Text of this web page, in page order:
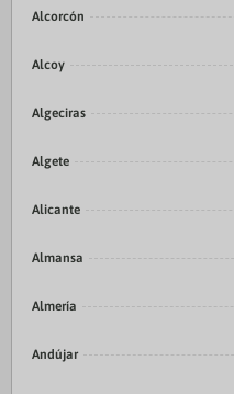
Alcorcón
Alcoy
Algeciras
Algete
Alicante
Almansa
Almería
Andújar